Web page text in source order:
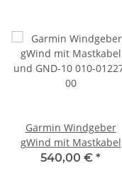
Garmin Windgeber
gWind mit Mastkabel
und GND-10 010-01227-
540,00 € *